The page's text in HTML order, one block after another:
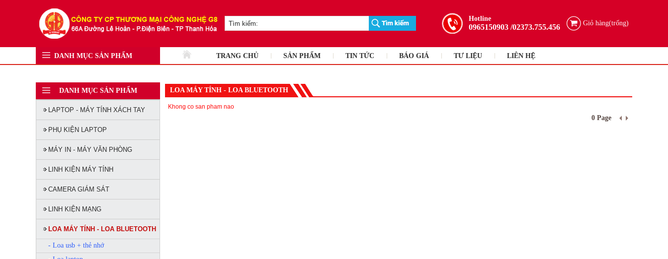
Hotline
0965150903 /02373.755.456 Giỏ hàng(trống)
DANH MỤC SẢN PHẨM TRANG CHỦ SẢN PHẨM TIN TỨC BÁO GIÁ TƯ LIỆU LIÊN HỆ
DANH MỤC SẢN PHẨM
LAPTOP - MÁY TÍNH XÁCH TAY
PHỤ KIỆN LAPTOP
MÁY IN - MÁY VĂN PHÒNG
LINH KIỆN MÁY TÍNH
CAMERA GIÁM SÁT
LINH KIỆN MẠNG
LOA MÁY TÍNH - LOA BLUETOOTH
- Loa usb + thẻ nhớ
LOA MÁY TÍNH - LOA BLUETOOTH
Khong co san pham nao
0 Page